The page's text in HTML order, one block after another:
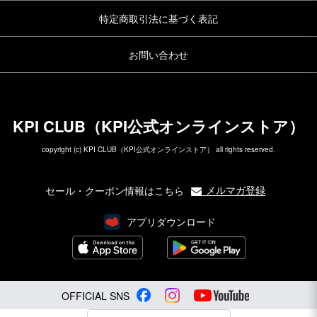
特定商取引法に基づく表記
お問い合わせ
KPI CLUB（KPI公式オンラインストア）
copyright (c) KPI CLUB（KPI公式オンラインストア） all rights reserved.
セール・クーポン情報はこちら メルマガ登録
アプリダウンロード
OFFICIAL SNS